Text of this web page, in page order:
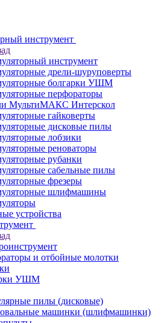
инструмент
инструмент
дрели-шуруповерты
болгарки УШМ
перфораторы
МультиМАКС Интерскол
гайковерты
дисковые пилы
лобзики
реноваторы
рубанки
сабельные пилы
фрезеры
шлифмашины
устройства
и отбойные молотки
УШМ
пилы (дисковые)
машинки (шлифмашинки)